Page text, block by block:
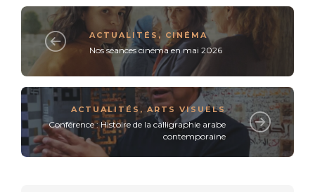
ACTUALITÉS , CINÉMA
Nos séances cinéma en mai 2026
ACTUALITÉS , ARTS VISUELS
Conférence : Histoire de la calligraphie arabe
contemporaine